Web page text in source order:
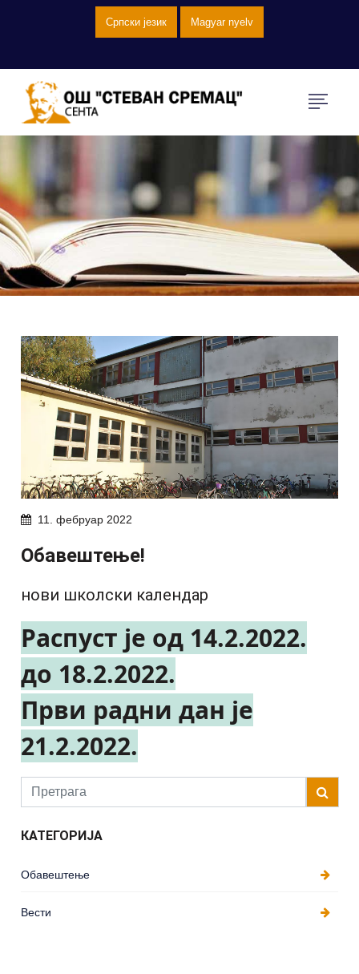
Српски језик Magyar nyelv
11. фебруар 2022
Oбaвeштење!
нови школски календар
Распуст је од 14.2.2022.
до 18.2.2022.
Први радни дан је
21.2.2022.
Username
КАТЕГОРИЈА
Обавештење
Вести